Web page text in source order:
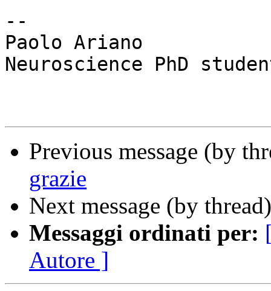
--
Paolo Ariano
Neuroscience PhD
Previous message (by
grazie
Next message (by
Messaggi ordinati per:
Autore ]